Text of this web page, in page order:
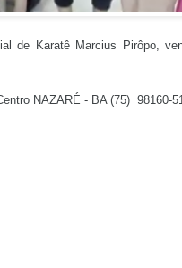
de Karatê Marcius Pirôpo,
NAZARÉ - BA (75) 98160-